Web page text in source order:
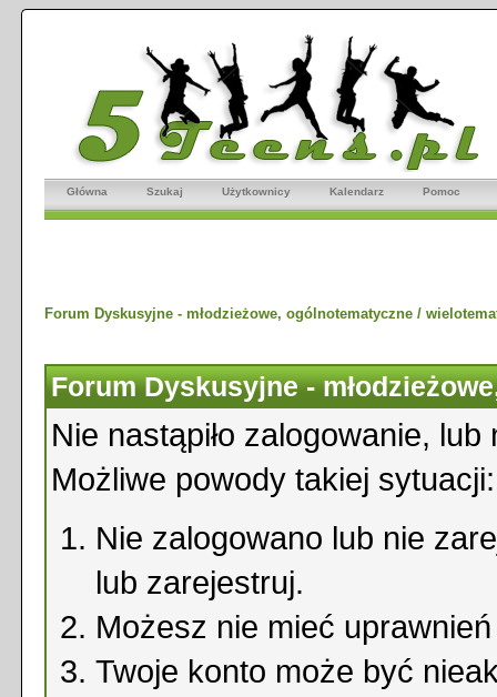
Główna Szukaj Użytkownicy Kalendarz Pomoc
Forum Dyskusyjne - młodzieżowe, ogólnotematyczne /
Forum Dyskusyjne -
Nie nastąpiło zalogowanie,
Możliwe powody takiej sytuacji:
Nie zalogowano lub nie
lub zarejestruj.
Możesz nie mieć
Twoje konto może być